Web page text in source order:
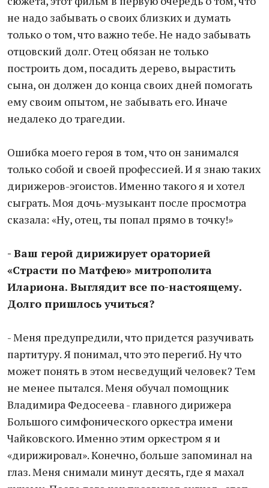
не надо забывать о своих близких и думать
только о том, что важно тебе. Не надо забывать
отцовский долг. Отец обязан не только
построить дом, посадить дерево, вырастить
сына, он должен до конца своих дней помогать
ему своим опытом, не забывать его. Иначе
недалеко до трагедии.
Ошибка моего героя в том, что он занимался
только собой и своей профессией. И я знаю таких
дирижеров-эгоистов. Именно такого я и хотел
сыграть. Моя дочь-музыкант после просмотра
сказала: «Ну, отец, ты попал прямо в точку!»
- Ваш герой дирижирует ораторией
«Страсти по Матфею» митрополита
Илариона. Выглядит все по-настоящему.
Долго пришлось учиться?
- Меня предупредили, что придется разучивать
партитуру. Я понимал, что это перегиб. Ну что
может понять в этом несведущий человек? Тем
не менее пытался. Меня обучал помощник
Владимира Федосеева - главного дирижера
Большого симфонического оркестра имени
Чайковского. Именно этим оркестром я и
«дирижировал». Конечно, больше запоминал на
глаз. Меня снимали минут десять, где я махал